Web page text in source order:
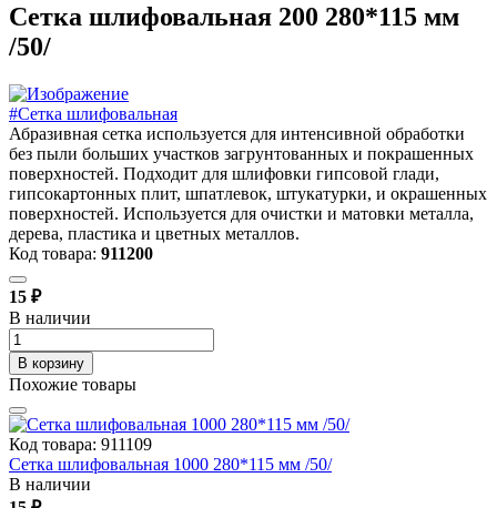
Сетка шлифовальная 200 280*115 мм
/50/
#Сетка шлифовальная
Абразивная сетка используется для интенсивной обработки
без пыли больших участков загрунтованных и покрашенных
поверхностей. Подходит для шлифовки гипсовой глади,
гипсокартонных плит, шпатлевок, штукатурки, и окрашенных
поверхностей. Используется для очистки и матовки металла,
дерева, пластика и цветных металлов.
Код товара: 911200
15 ₽
В наличии
В корзину
Похожие товары
Код товара: 911109
Сетка шлифовальная 1000 280*115 мм /50/
В наличии